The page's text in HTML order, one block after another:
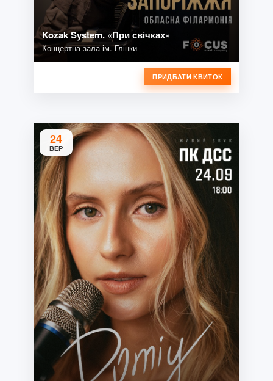
Kozak System. «При свічках»
Концертна зала ім. Глінки
ПРИДБАТИ КВИТОК
24
ВЕР